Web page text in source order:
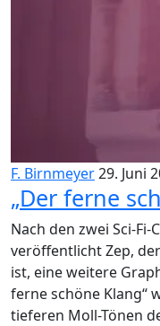
F. Birnmeyer29. Juni
„Der ferne
Nach den zwei Sci-Fi-
veröffentlicht Zep,
ist, eine weitere
ferne schöne Klang“
tieferen Moll-Tönen